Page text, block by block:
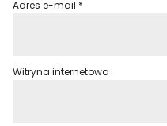
Adres e-mail *
Witryna internetowa